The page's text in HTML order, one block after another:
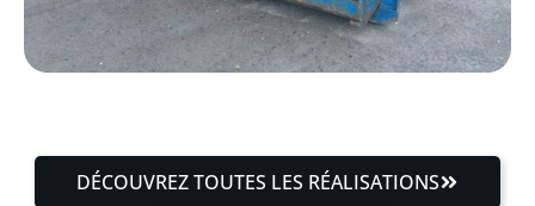
DÉCOUVREZ TOUTES LES RÉALISATIONS